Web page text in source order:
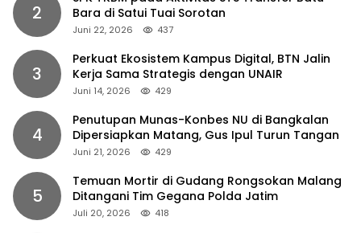
2
Bara di Satui Tuai Sorotan
Juni 22, 2026 437
3
Perkuat Ekosistem Kampus Digital, BTN Jalin
Kerja Sama Strategis dengan UNAIR
Juni 14, 2026 429
4
Penutupan Munas-Konbes NU di Bangkalan
Dipersiapkan Matang, Gus Ipul Turun Tangan
Juni 21, 2026 429
5
Temuan Mortir di Gudang Rongsokan Malang
Ditangani Tim Gegana Polda Jatim
Juli 20, 2026 418